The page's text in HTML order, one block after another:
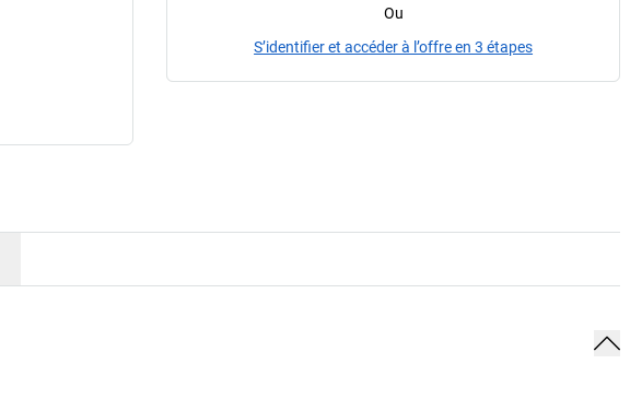
Ou
S’identifier et accéder à l’offre en 3 étapes